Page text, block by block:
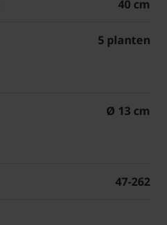
40 cm
5 planten
Ø 13 cm
47-262